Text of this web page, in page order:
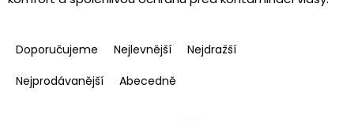
a
e
Doporučujeme Nejlevnější
Nejdražší
Nejprodávanější
Abecedně